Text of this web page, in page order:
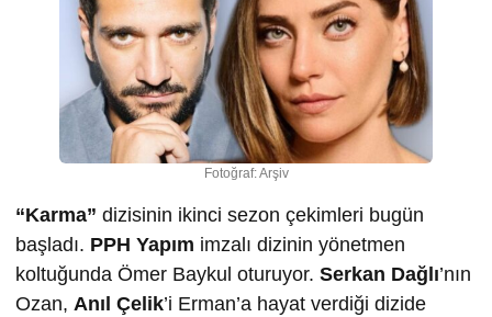
Fotoğraf: Arşiv
“Karma” dizisinin ikinci sezon çekimleri bugün
başladı. PPH Yapım imzalı dizinin yönetmen
koltuğunda Ömer Baykul oturuyor. Serkan Dağlı’nın
Ozan, Anıl Çelik’i Erman’a hayat verdiği dizide